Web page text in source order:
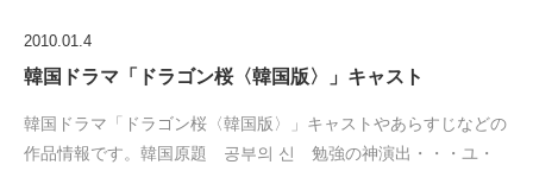
2010.01.4
韓国ドラマ「ドラゴン桜〈韓国版〉」キャスト
韓国ドラマ「ドラゴン桜〈韓国版〉」キャストやあらすじなどの
作品情報です。韓国原題 공부의 신 勉強の神演出・・・ユ・